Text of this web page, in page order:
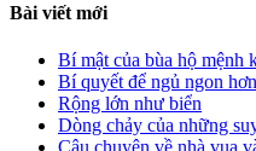
Bài viết mới
Bí mật của bùa hộ mệnh
Bí quyết để ngủ ngon hơn
Rộng lớn như biển
Dòng chảy của những
Câu chuyện về nhà vua